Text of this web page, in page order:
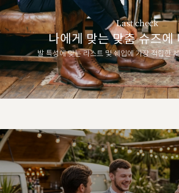
Last check
나에게 맞는 맞춤 슈즈에
발 특성에 맞는 라스트 및 쉐입에 가장 적합한